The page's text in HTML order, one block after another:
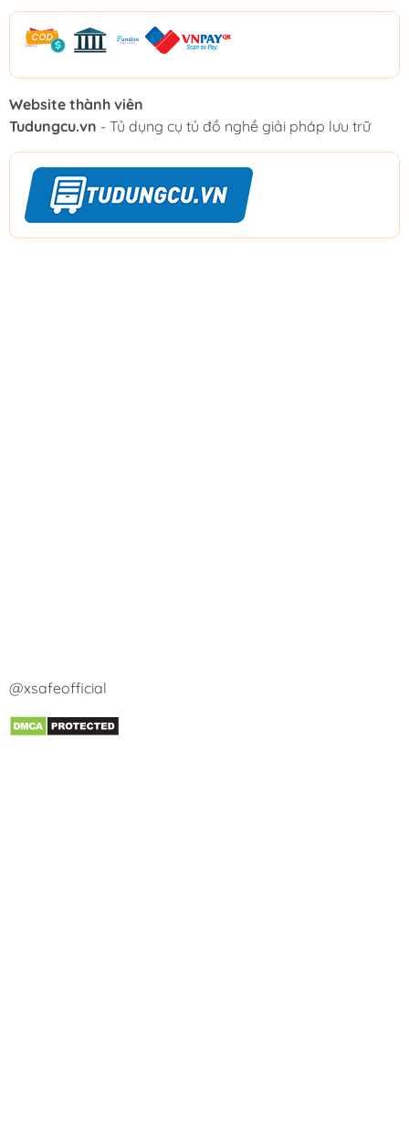
Website thành viên
Tudungcu.vn - Tủ dụng cụ tủ đồ nghề giải pháp lưu trữ
@xsafeofficial